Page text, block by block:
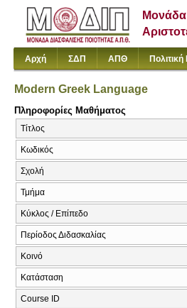
Μονάδα
Αρχή ΣΔΠ ΑΠΘ Πολιτική
Modern Greek Language
Πληροφορίες Μαθήματος
Τίτλος
Κωδικός
Σχολή
Τμήμα
Κύκλος / Επίπεδο
Περίοδος Διδασκαλίας
Κοινό
Κατάσταση
Course ID